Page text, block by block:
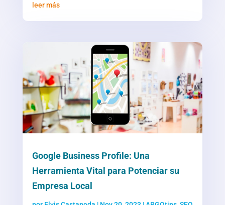
leer más
Google Business Profile: Una
Herramienta Vital para Potenciar su
Empresa Local